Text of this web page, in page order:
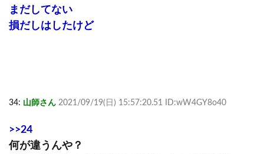
まだしてない
損だしはしたけど
34: 山師さん 2021/09/19(日) 15:57:20.51 ID:wW4GY8o40
>>24
何が違うんや？